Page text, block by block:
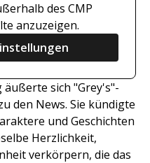
des CMP
anzuzeigen.
sich "Grey's"-
den News. Sie kündigte
und Geschichten
Herzlichkeit,
verkörpern, die das